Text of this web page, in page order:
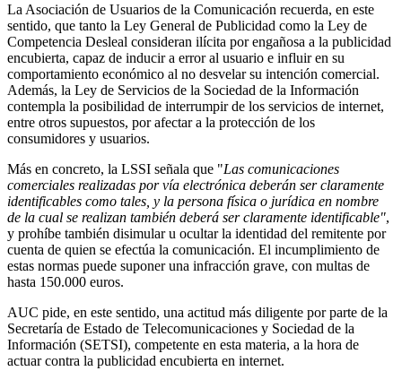
La Asociación de Usuarios de la Comunicación recuerda, en este
sentido, que tanto la Ley General de Publicidad como la Ley de
Competencia Desleal consideran ilícita por engañosa a la publicidad
encubierta, capaz de inducir a error al usuario e influir en su
comportamiento económico al no desvelar su intención comercial.
Además, la Ley de Servicios de la Sociedad de la Información
contempla la posibilidad de interrumpir de los servicios de internet,
entre otros supuestos, por afectar a la protección de los
consumidores y usuarios.
Más en concreto, la LSSI señala que "Las comunicaciones
comerciales realizadas por vía electrónica deberán ser claramente
identificables como tales, y la persona física o jurídica en nombre
de la cual se realizan también deberá ser claramente identificable",
y prohíbe también disimular u ocultar la identidad del remitente por
cuenta de quien se efectúa la comunicación. El incumplimiento de
estas normas puede suponer una infracción grave, con multas de
hasta 150.000 euros.
AUC pide, en este sentido, una actitud más diligente por parte de la
Secretaría de Estado de Telecomunicaciones y Sociedad de la
Información (SETSI), competente en esta materia, a la hora de
actuar contra la publicidad encubierta en internet.